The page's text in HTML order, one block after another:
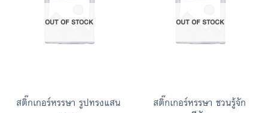
OUT OF STOCK
สติ๊กเกอร์หรรษา รูปทรงแสน
OUT OF STOCK
สติ๊กเกอร์หรรษา ชวนรู้จัก